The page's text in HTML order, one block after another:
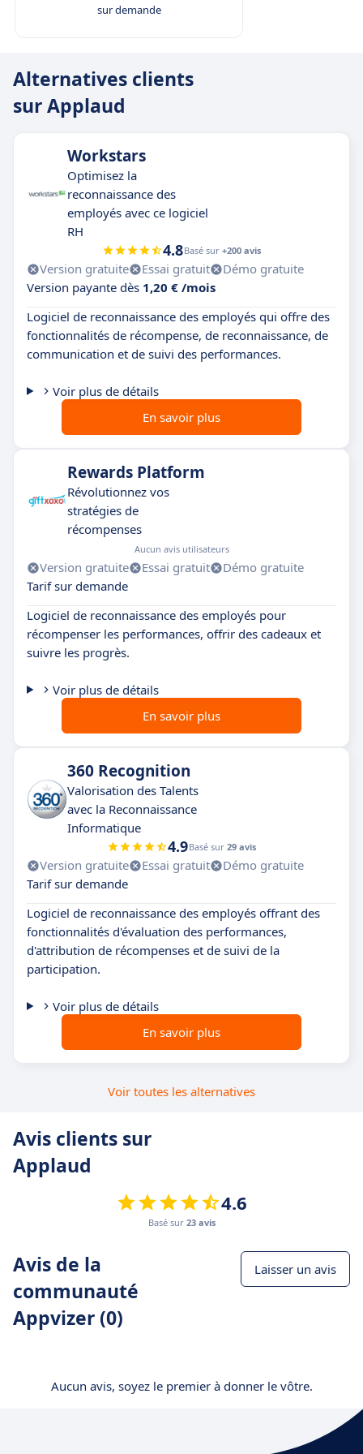
sur demande
Alternatives clients
sur Applaud
Workstars
Optimisez la
reconnaissance des
employés avec ce logiciel
RH
4.8Basé sur +200 avis
Version gratuite Essai gratuit
Démo gratuite
Version payante dès 1,20 € /mois
Logiciel de reconnaissance des employés qui offre des
fonctionnalités de récompense, de reconnaissance, de
communication et de suivi des performances.
Voir plus de détails
En savoir plus
Rewards Platform
Révolutionnez vos
stratégies de
récompenses
Aucun avis utilisateurs
Version gratuite Essai gratuit
Démo gratuite
Tarif sur demande
Logiciel de reconnaissance des employés pour
récompenser les performances, offrir des cadeaux et
suivre les progrès.
Voir plus de détails
En savoir plus
360 Recognition
Valorisation des Talents
avec la Reconnaissance
Informatique
4.9Basé sur 29 avis
Version gratuite Essai gratuit
Démo gratuite
Tarif sur demande
Logiciel de reconnaissance des employés offrant des
fonctionnalités d'évaluation des performances,
d'attribution de récompenses et de suivi de la
participation.
Voir plus de détails
En savoir plus
Voir toutes les alternatives
Avis clients sur
Applaud
4.6
Basé sur 23 avis
Avis de la
communauté
Appvizer (0)
Laisser un avis
Aucun avis, soyez le premier à donner le vôtre.